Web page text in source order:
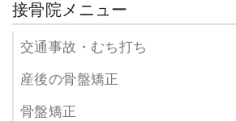
接骨院メニュー
交通事故・むち打ち
産後の骨盤矯正
骨盤矯正